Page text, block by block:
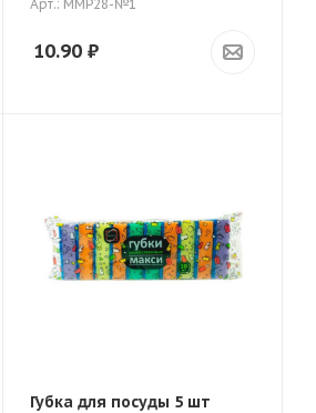
Арт.: ММР28-№1
10.90 ₽
Губка для посуды 5 шт